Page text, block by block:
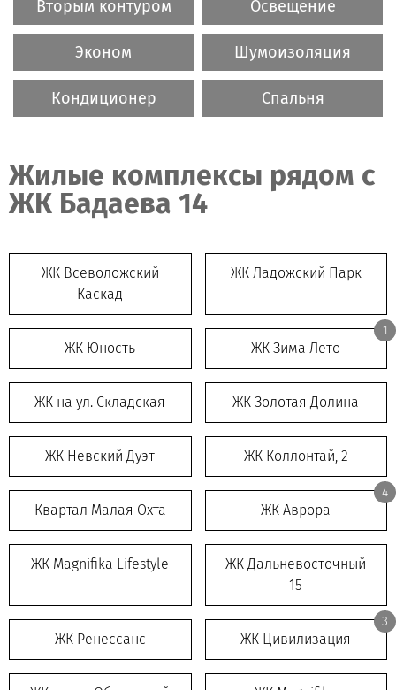
Вторым контуром Освещение
Эконом Шумоизоляция
Кондиционер Спальня
Жилые комплексы рядом c
ЖК Бадаева 14
ЖК Всеволожский
Каскад
ЖК Ладожский Парк
ЖК Юность
1
ЖК Зима Лето
ЖК на ул. Складская ЖК Золотая Долина
ЖК Невский Дуэт ЖК Коллонтай, 2
Квартал Малая Охта
4
ЖК Аврора
ЖК Magnifika Lifestyle
ЖК Дальневосточный
15
ЖК Ренессанс
3
ЖК Цивилизация